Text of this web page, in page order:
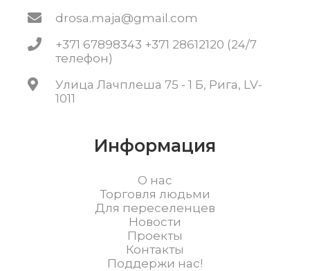
drosa.maja@gmail.com
+371 67898343 +371 28612120 (24/7
телефон)
Улица Лачплеша 75 - 1 Б, Рига, LV-
1011
Информация
О нас
Торговля людьми
Для переселенцев
Новости
Проекты
Контакты
Поддержи нас!